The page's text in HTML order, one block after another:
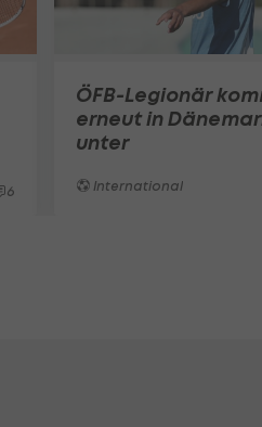
6
ÖFB-Legionär
erneut in
unter
International